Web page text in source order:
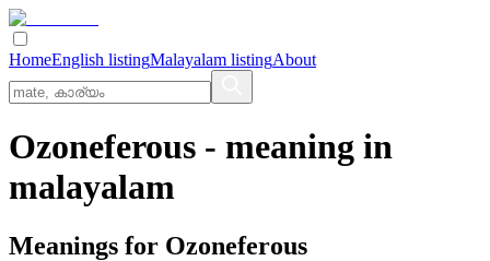
HomeEnglish listingMalayalam listingAbout
Ozoneferous - meaning in
malayalam
Meanings for Ozoneferous